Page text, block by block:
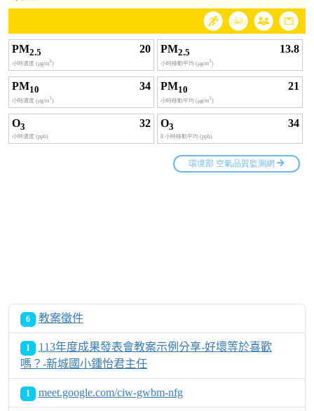
6 教案徵件
1
113年度成果發表會教案示例分享-好壞等於喜歡
嗎？-新城國小鍾怡君主任
1 meet.google.com/ciw-gwbm-nfg